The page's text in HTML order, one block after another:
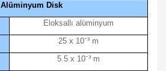
Alüminyum Disk
Eloksallı alüminyum
25 x 10⁻³ m
5.5 x 10⁻³ m